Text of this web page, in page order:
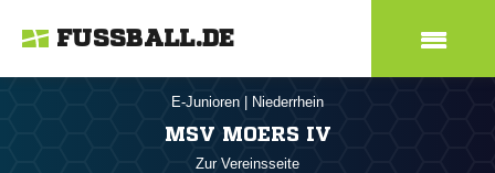
FUSSBALL.DE
E-Junioren Niederrhein
MSV MOERS IV
Zur Vereinsseite